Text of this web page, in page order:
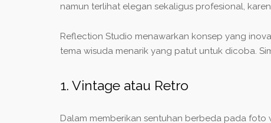
namun terlihat elegan sekaligus profesional,
Reflection Studio menawarkan konsep yang
tema wisuda menarik yang patut untuk dicoba.
1. Vintage atau Retro
Dalam memberikan sentuhan berbeda pada foto